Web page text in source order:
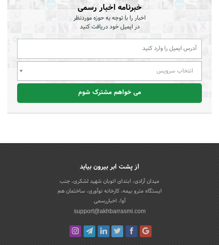
خبرنامه اخبار رسمی
اخبار را با توجه به حوزه موردنظر
در ایمیل خود دریافت کنید
انتخاب سرویس
می خواهم مشترک شوم
از پشت ابر بیرون بیاید
میدان آزادی، ابتدای اتوبان شهید لشکری، جنب
ایستگاه مترو بیمه، کارخانه نوآوری، ساختمان هم
آوا، اخباررسمی
support@akhbarrasmi.com